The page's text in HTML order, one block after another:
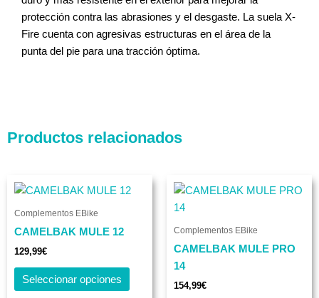
protección contra las abrasiones y el desgaste. La suela X-
Fire cuenta con agresivas estructuras en el área de la
punta del pie para una tracción óptima.
Productos relacionados
Complementos EBike
CAMELBAK MULE 12
129,99€
Seleccionar opciones
variantes.
Las
Complementos EBike
CAMELBAK MULE PRO
14
154,99€